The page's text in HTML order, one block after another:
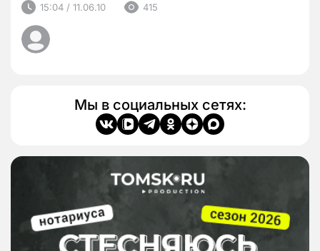
15:04 / 11.06.10 415
Мы в социальных сетях: